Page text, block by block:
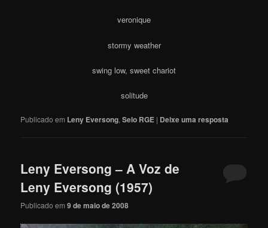
veronique
stormy weather
swing low, sweet chariot
solitude
Publicado em Leny Eversong,Selo RGE | Deixe uma resposta
Leny Eversong – A Voz de
Leny Eversong (1957)
Publicado em9 de maio de 2008